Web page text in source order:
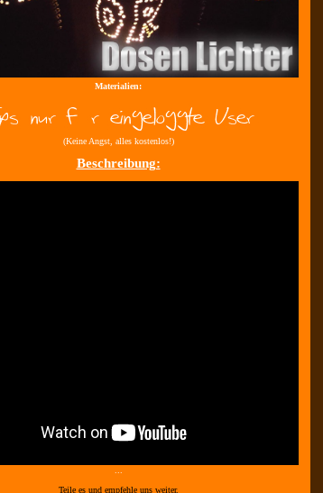
Materialien:
(Keine Angst, alles kostenlos!)
Beschreibung:
Teile es und empfehle uns weiter.